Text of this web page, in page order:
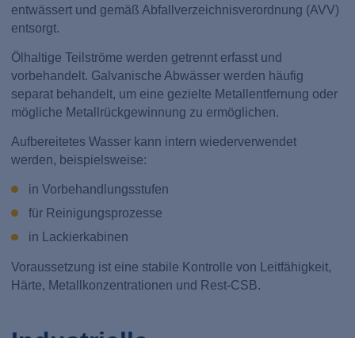
entwässert und gemäß Abfallverzeichnisverordnung (AVV)
entsorgt.
Ölhaltige Teilströme werden getrennt erfasst und
vorbehandelt. Galvanische Abwässer werden häufig
separat behandelt, um eine gezielte Metallentfernung oder
mögliche Metallrückgewinnung zu ermöglichen.
Aufbereitetes Wasser kann intern wiederverwendet
werden, beispielsweise:
in Vorbehandlungsstufen
für Reinigungsprozesse
in Lackierkabinen
Voraussetzung ist eine stabile Kontrolle von Leitfähigkeit,
Härte, Metallkonzentrationen und Rest-CSB.